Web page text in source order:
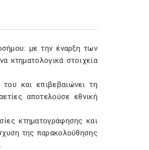
με την έναρξη των
κτηματολογικά στοιχεία
και επιβεβαιώνει τη
αποτελούσε εθνική
κτηματογράφησης και
της παρακολούθησης